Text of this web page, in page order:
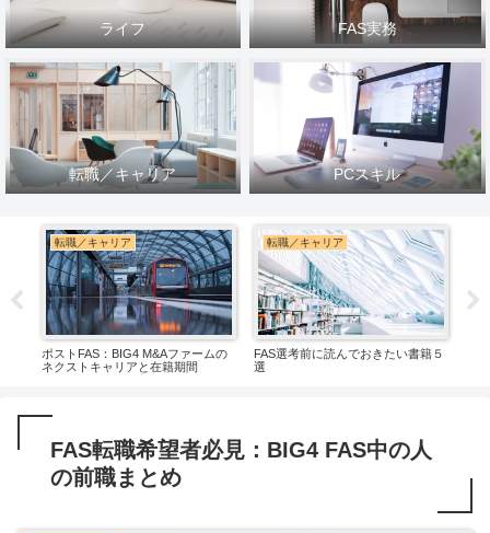
ライフ FAS実務
転職／キャリア PCスキル
転職／キャリア
ポストFAS：BIG4 M&Aファームの
ネクストキャリアと在籍期間
転職／キャリア
FAS選考前に読んでおきたい書籍５
選
FAS転職希望者必見：BIG4 FAS中の人
の前職まとめ